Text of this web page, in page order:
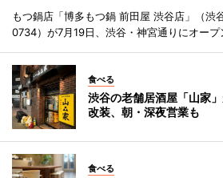
もつ鍋店「博多もつ鍋 前田屋 渋谷店」（
0734）が7月19日、渋谷・神宮通りにオープ
食べる
渋谷の老舗居酒屋「山家
改装、朝・深夜営業も
食べる